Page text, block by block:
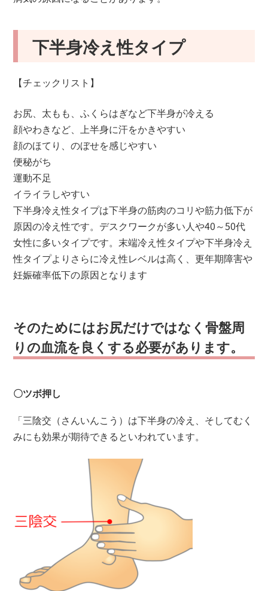
下半身冷え性タイプ
【チェックリスト】
お尻、太もも、ふくらはぎなど下半身が冷える
顔やわきなど、上半身に汗をかきやすい
顔のほてり、のぼせを感じやすい
便秘がち
運動不足
イライラしやすい
下半身冷え性タイプは下半身の筋肉のコリや筋力低下が
原因の冷え性です。デスクワークが多い人や40～50代
女性に多いタイプです。末端冷え性タイプや下半身冷え
性タイプよりさらに冷え性レベルは高く、更年期障害や
妊娠確率低下の原因となります
そのためにはお尻だけではなく骨盤周
りの血流を良くする必要があります。
〇ツボ押し
「三陰交（さんいんこう）は下半身の冷え、そしてむく
みにも効果が期待できるといわれています。